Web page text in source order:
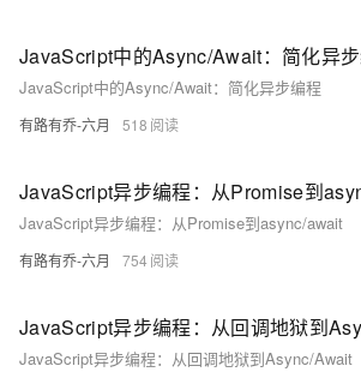
JavaScript中的Async/Await：简化异
JavaScript中的Async/Await：简化异步编程
有路有乔-六月 518
JavaScript异步编程：从Promise到
JavaScript异步编程：从Promise到async/await
有路有乔-六月 754
JavaScript异步编程：从回调地狱到
JavaScript异步编程：从回调地狱到Async/Await